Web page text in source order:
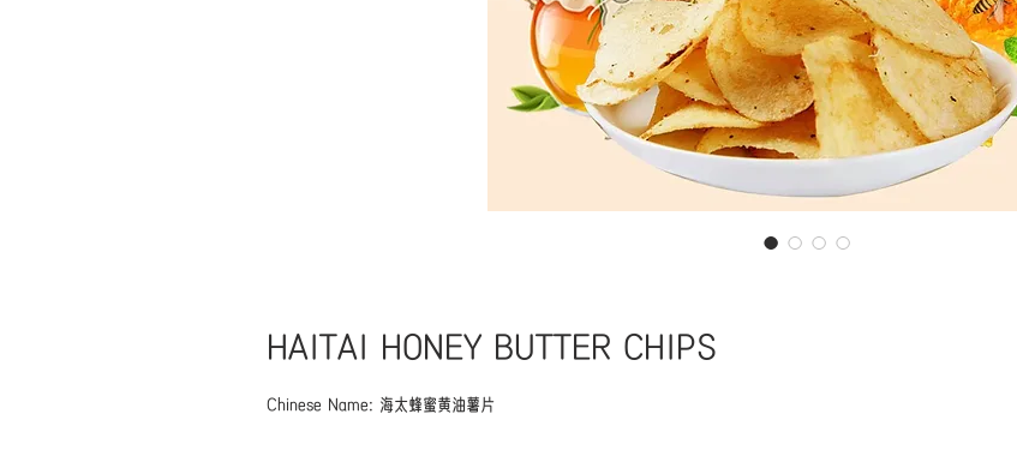
HAITAI HONEY BUTTER CHIPS
Chinese Name: 海太蜂蜜黄油薯片